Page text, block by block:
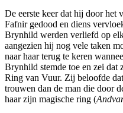
De eerste keer dat hij door het
Fafnir gedood en diens
Brynhild werden verliefd op
aangezien hij nog vele taken
naar haar terug te keren
Brynhild stemde toe en zei dat
Ring van Vuur. Zij beloofde
trouwen dan de man die door
haar zijn magische ring (